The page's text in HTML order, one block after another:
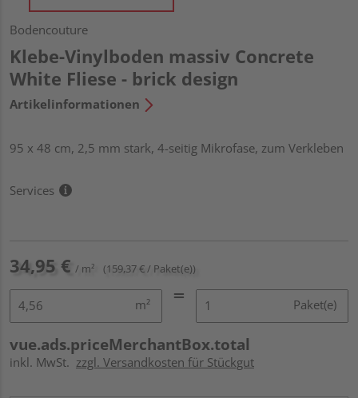
Bodencouture
Klebe-Vinylboden massiv Concrete
White Fliese - brick design
Artikelinformationen
95 x 48 cm, 2,5 mm stark, 4-seitig Mikrofase, zum Verkleben
Services
34,95 € / m² (159,37 € / Paket(e))
m² Paket(e)
vue.ads.priceMerchantBox.total
inkl. MwSt. zzgl. Versandkosten für Stückgut